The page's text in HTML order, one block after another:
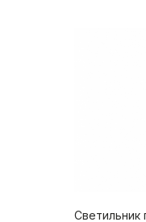
Светильник